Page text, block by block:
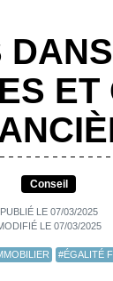
ET
Conseil
PUBLIÉ LE 07/03/2025
LE 07/03/2025
#ÉGALITÉ